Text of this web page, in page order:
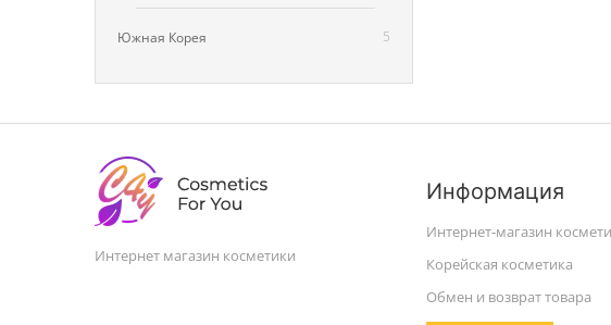
Южная Корея 5
Интернет магазин косметики
Информация
Интернет-магазин
Корейская косметика
Обмен и возврат товара